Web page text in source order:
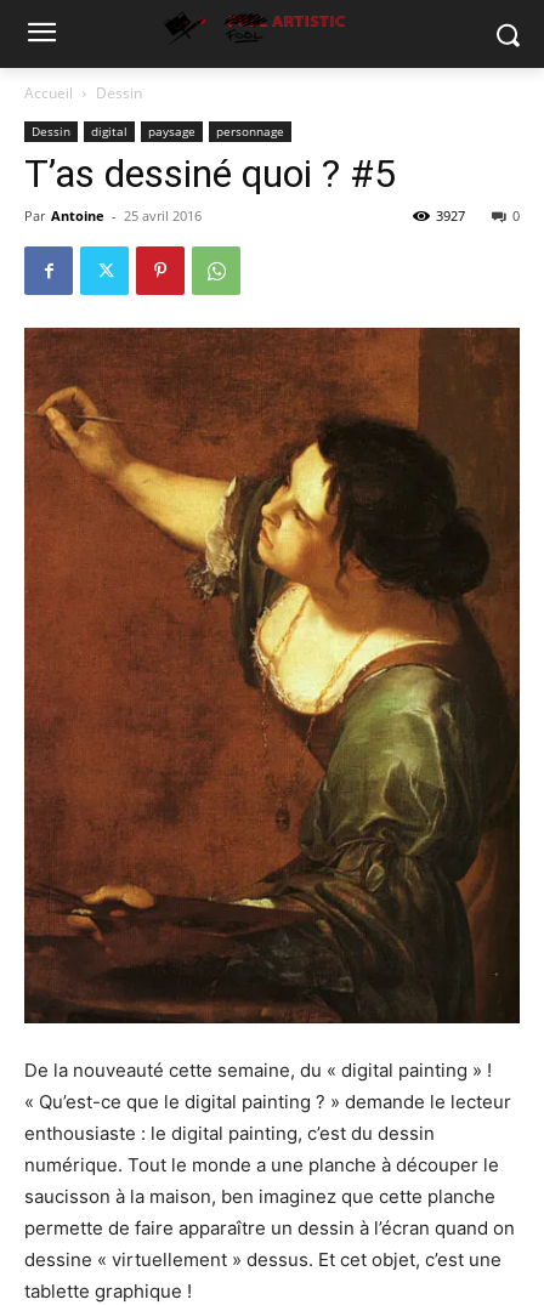
Accueil Dessin
Dessin digital paysage personnage
T’as dessiné quoi ? #5
Par Antoine - 25 avril 2016 0
3927
De la nouveauté cette semaine, du « digital painting » !
« Qu’est-ce que le digital painting ? » demande le lecteur
enthousiaste : le digital painting, c’est du dessin
numérique. Tout le monde a une planche à découper le
saucisson à la maison, ben imaginez que cette planche
permette de faire apparaître un dessin à l’écran quand on
dessine « virtuellement » dessus. Et cet objet, c’est une
tablette graphique !